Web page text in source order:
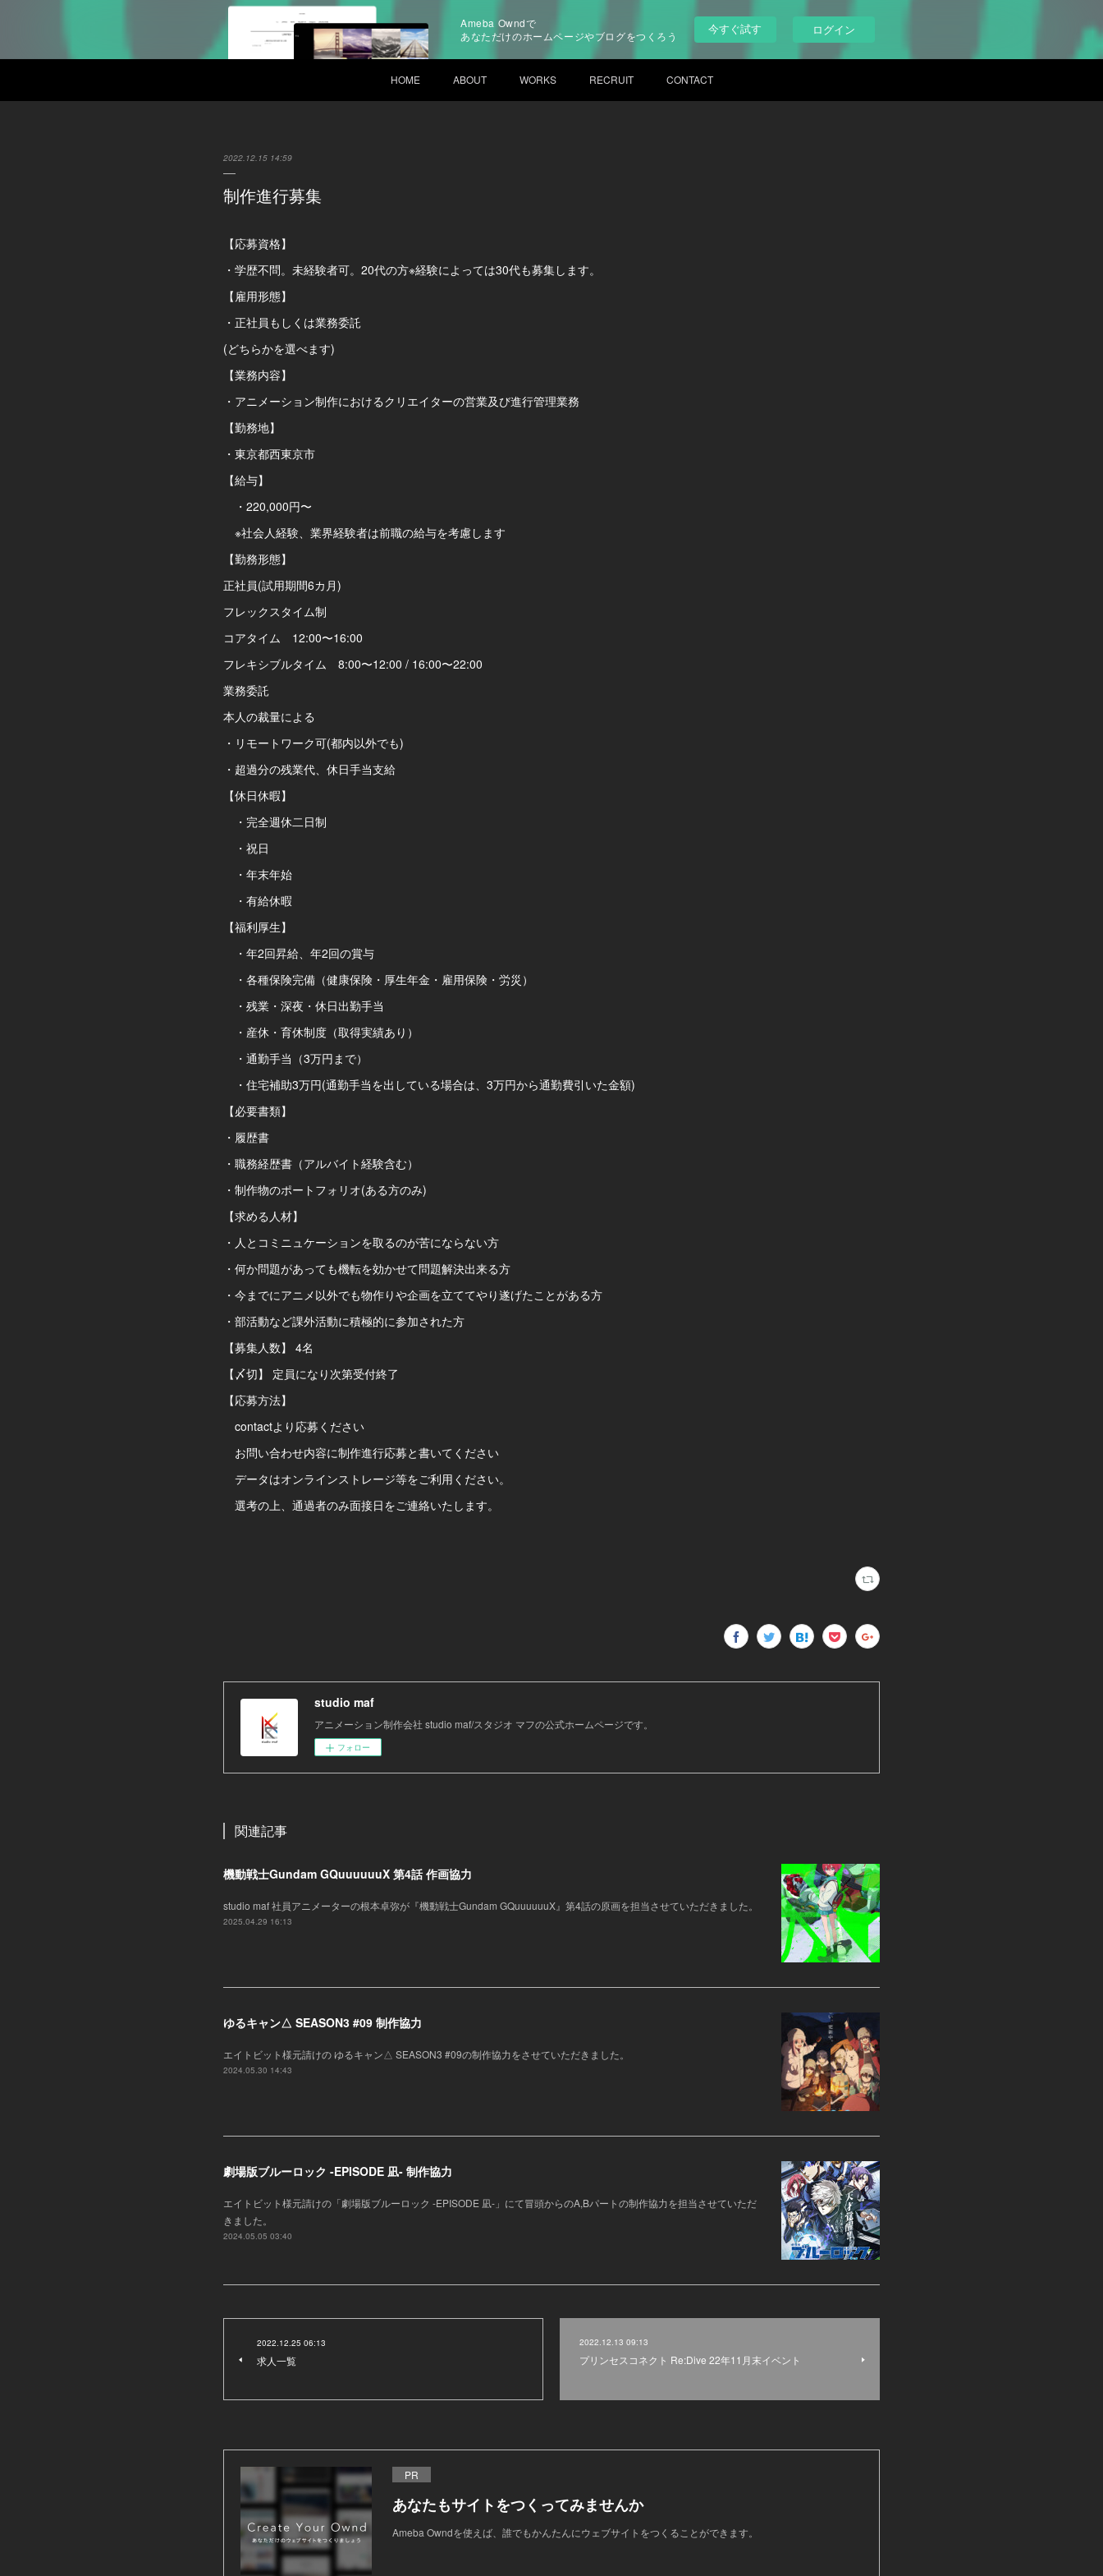
Ameba Owndで
あなただけのホームページやブログをつくろう
今すぐ試す ログイン
HOME ABOUT WORKS RECRUIT CONTACT
2022.12.15 14:59
制作進行募集
【応募資格】
・学歴不問。未経験者可。20代の方※経験によっては30代も募集します。
【雇用形態】
・正社員もしくは業務委託
(どちらかを選べます)
【業務内容】
・アニメーション制作におけるクリエイターの営業及び進行管理業務
【勤務地】
・東京都西東京市
【給与】
・220,000円〜
※社会人経験、業界経験者は前職の給与を考慮します
【勤務形態】
正社員(試用期間6カ月)
フレックスタイム制
コアタイム 12:00〜16:00
フレキシブルタイム 8:00〜12:00 / 16:00〜22:00
業務委託
本人の裁量による
・リモートワーク可(都内以外でも)
・超過分の残業代、休日手当支給
【休日休暇】
・完全週休二日制
・祝日
・年末年始
・有給休暇
【福利厚生】
・年2回昇給、年2回の賞与
・各種保険完備（健康保険・厚生年金・雇用保険・労災）
・残業・深夜・休日出勤手当
・産休・育休制度（取得実績あり）
・通勤手当（3万円まで）
・住宅補助3万円(通勤手当を出している場合は、3万円から通勤費引いた金額)
【必要書類】
・履歴書
・職務経歴書（アルバイト経験含む）
・制作物のポートフォリオ(ある方のみ)
【求める人材】
・人とコミニュケーションを取るのが苦にならない方
・何か問題があっても機転を効かせて問題解決出来る方
・今までにアニメ以外でも物作りや企画を立ててやり遂げたことがある方
・部活動など課外活動に積極的に参加された方
【募集人数】 4名
【〆切】 定員になり次第受付終了
【応募方法】
contactより応募ください
お問い合わせ内容に制作進行応募と書いてください
データはオンラインストレージ等をご利用ください。
選考の上、通過者のみ面接日をご連絡いたします。
studio maf
アニメーション制作会社 studio maf/スタジオ マフの公式ホームページです。
フォロー
関連記事
機動戦士Gundam GQuuuuuuX 第4話 作画協力
studio maf 社員アニメーターの根本卓弥が『機動戦士Gundam GQuuuuuuX』第4話の原画を担当させていただきました。
2025.04.29 16:13
ゆるキャン△ SEASON3 #09 制作協力
エイトビット様元請けの ゆるキャン△ SEASON3 #09の制作協力をさせていただきました。
2024.05.30 14:43
劇場版ブルーロック -EPISODE 凪- 制作協力
エイトビット様元請けの「劇場版ブルーロック -EPISODE 凪-」にて冒頭からのA,Bパートの制作協力を担当させていただ
きました。
2024.05.05 03:40
2022.12.25 06:13
求人一覧
2022.12.13 09:13
プリンセスコネクト Re:Dive 22年11月末イベント
PR
あなたもサイトをつくってみませんか
Ameba Owndを使えば、誰でもかんたんにウェブサイトをつくることができます。